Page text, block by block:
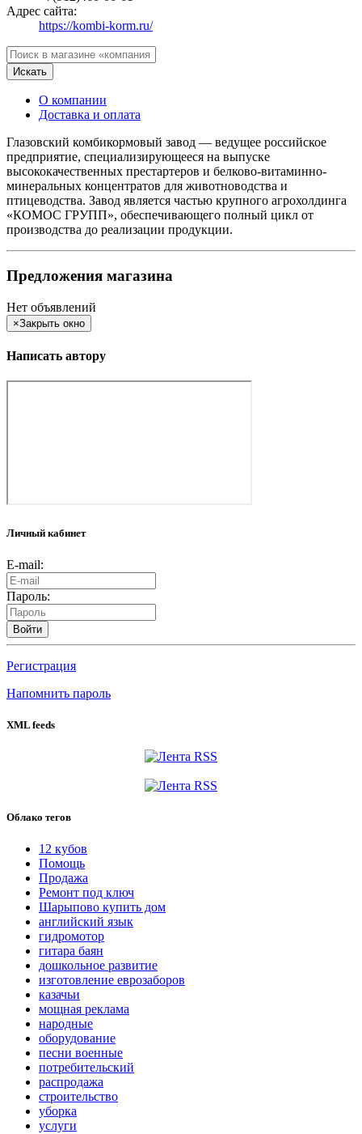
Адрес сайта:
https://kombi-korm.ru/
Искать
О компании
Доставка и оплата
Глазовский комбикормовый завод — ведущее российское
предприятие, специализирующееся на выпуске
высококачественных престартеров и белково-витаминно-
минеральных концентратов для животноводства и
птицеводства. Завод является частью крупного агрохолдинга
«КОМОС ГРУПП», обеспечивающего полный цикл от
производства до реализации продукции.
Предложения магазина
Нет объявлений
×Закрыть окно
Написать автору
Личный кабинет
E-mail:
Пароль:
Войти
Регистрация
Напомнить пароль
XML feeds
Облако тегов
12 кубов
Помощь
Продажа
Ремонт под ключ
Шарыпово купить дом
английский язык
гидромотор
гитара баян
дошкольное развитие
изготовление еврозаборов
казачьи
мощная реклама
народные
оборудование
песни военные
потребительский
распродажа
строительство
уборка
услуги